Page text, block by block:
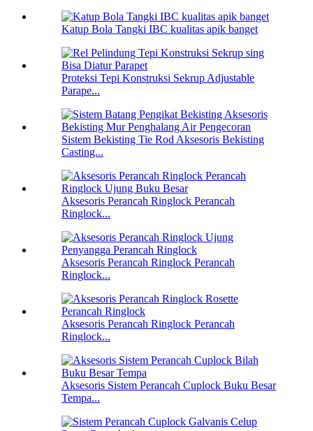
Katup Bola Tangki IBC kualitas apik banget
Proteksi Tepi Konstruksi Sekrup Adjustable
Parape...
Sistem Bekisting Tie Rod Aksesoris Bekisting
Casting...
Aksesoris Perancah Ringlock Perancah
Ringlock...
Aksesoris Perancah Ringlock Perancah
Ringlock...
Aksesoris Perancah Ringlock Perancah
Ringlock...
Aksesoris Sistem Perancah Cuplock Buku Besar
Tempa...